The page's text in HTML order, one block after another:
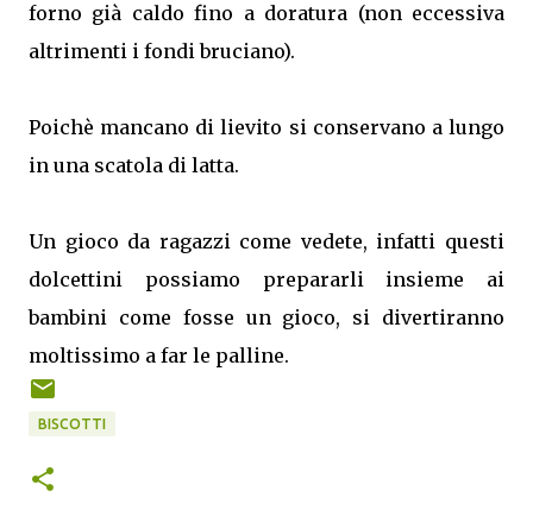
forno già caldo fino a doratura (non eccessiva
altrimenti i fondi bruciano).
Poichè mancano di lievito si conservano a lungo
in una scatola di latta.
Un gioco da ragazzi come vedete, infatti questi
dolcettini possiamo prepararli insieme ai
bambini come fosse un gioco, si divertiranno
moltissimo a far le palline.
BISCOTTI